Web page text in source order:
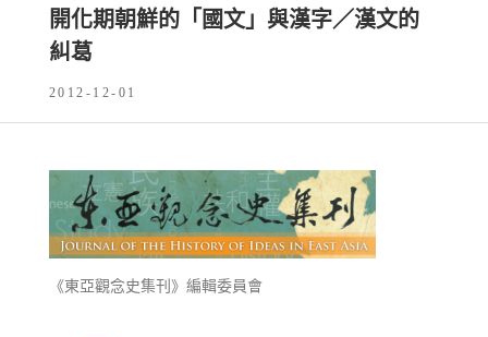
開化期朝鮮的「國文」與漢字／漢文的
糾葛
2012-12-01
《東亞觀念史集刊》編輯委員會